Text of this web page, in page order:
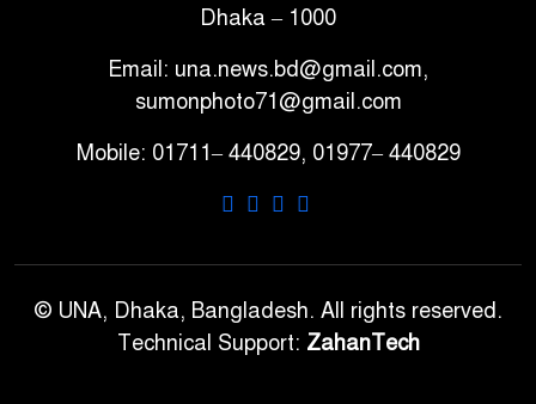
সরকারি ৩শ কেজি বই বিক্রির
অভিযোগ মাদ্রাসা সুপারের বিরুদ্ধে
পরিবর্তনে কঠোর নির্দেশনা
সমানভাবে লড়াই চালিয়ে যেতে হবে:
নাহিদ
ঢাবিতে মাথায় কাঁঠাল পড়ে মালির
Dhaka – 1000
Email: una.news.bd@gmail.com,
sumonphoto71@gmail.com
Mobile: 01711– 440829, 01977– 440829
© UNA, Dhaka, Bangladesh. All rights reserved.
Technical Support: ZahanTech